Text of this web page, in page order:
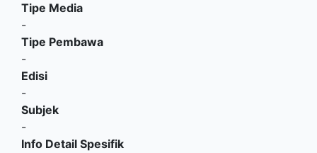
Tipe Media
-
Tipe Pembawa
-
Edisi
-
Subjek
-
Info Detail Spesifik